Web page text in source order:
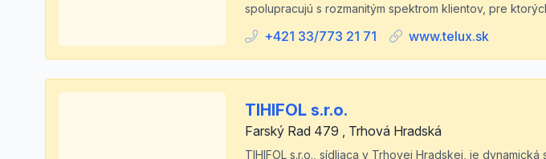
spolupracujú s rozmanitým spektrom klientov, pre
+421 33/773 21 71 www.telux.sk
TIHIFOL s.r.o.
Farský Rad 479 , Trhová Hradská
TIHIFOL s.r.o., sídliaca v Trhovej Hradskej, je